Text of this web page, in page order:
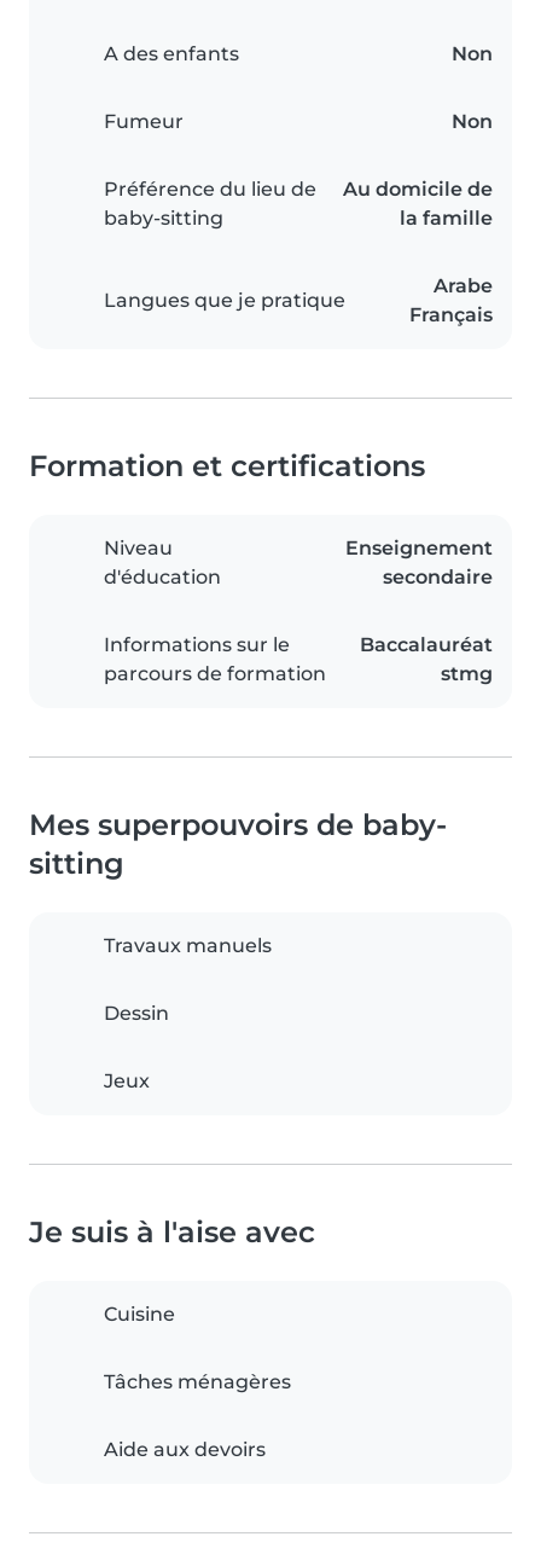
A des enfants Non
Fumeur Non
Préférence du lieu de
baby-sitting
Au domicile de
la famille
Langues que je pratique
Arabe
Français
Formation et certifications
Niveau
d'éducation
Enseignement
secondaire
Informations sur le
parcours de formation
Baccalauréat
stmg
Mes superpouvoirs de baby-
sitting
Travaux manuels
Dessin
Jeux
Je suis à l'aise avec
Cuisine
Tâches ménagères
Aide aux devoirs